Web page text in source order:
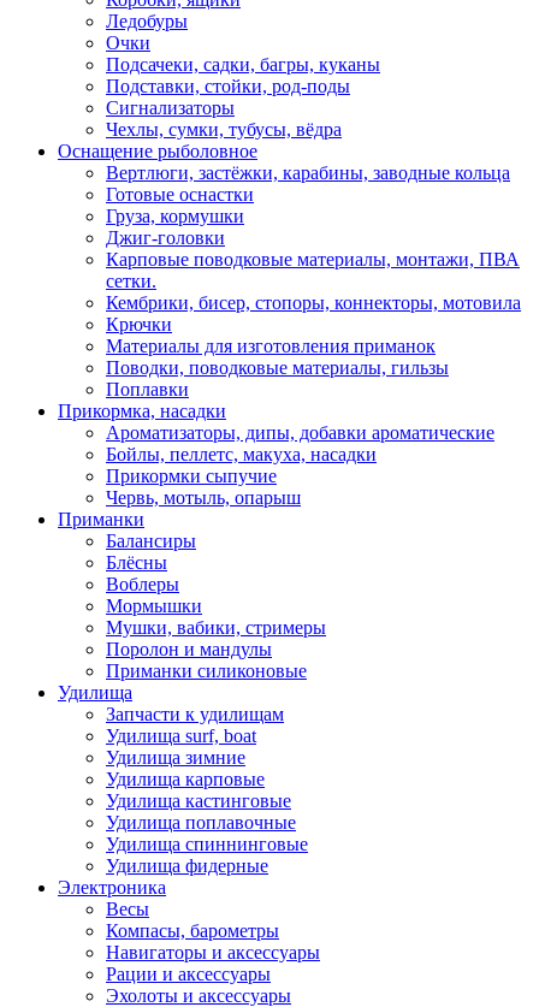
Ледобуры
Очки
Подсачеки, садки, багры, куканы
Подставки, стойки, род-поды
Сигнализаторы
Чехлы, сумки, тубусы, вёдра
Оснащение рыболовное
Вертлюги, застёжки, карабины, заводные кольца
Готовые оснастки
Груза, кормушки
Джиг-головки
Карповые поводковые материалы, монтажи, ПВА
сетки.
Кембрики, бисер, стопоры, коннекторы, мотовила
Крючки
Материалы для изготовления приманок
Поводки, поводковые материалы, гильзы
Поплавки
Прикормка, насадки
Ароматизаторы, дипы, добавки ароматические
Бойлы, пеллетс, макуха, насадки
Прикормки сыпучие
Червь, мотыль, опарыш
Приманки
Балансиры
Блёсны
Воблеры
Мормышки
Мушки, вабики, стримеры
Поролон и мандулы
Приманки силиконовые
Удилища
Запчасти к удилищам
Удилища surf, boat
Удилища зимние
Удилища карповые
Удилища кастинговые
Удилища поплавочные
Удилища спиннинговые
Удилища фидерные
Электроника
Весы
Компасы, барометры
Навигаторы и аксессуары
Рации и аксессуары
Эхолоты и аксессуары